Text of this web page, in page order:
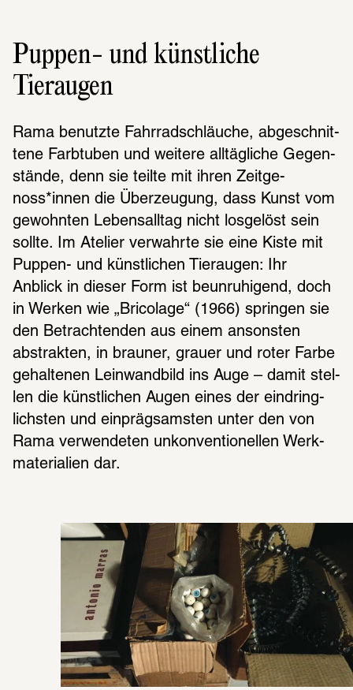
Puppen- und künstliche
Tieraugen
Rama benutzte Fahr­rad­schläu­che, abge­schnit­
tene Farb­tu­ben und weitere alltäg­li­che Gegen­
stände, denn sie teilte mit ihren Zeit­ge­
noss*innen die Über­zeu­gung, dass Kunst vom
gewohn­ten Lebens­all­tag nicht losge­löst sein
sollte. Im Atelier verwahrte sie eine Kiste mit
Puppen- und künst­li­chen Tier­au­gen: Ihr
Anblick in dieser Form ist beun­ru­hi­gend, doch
in Werken wie „Brico­lage“ (1966) sprin­gen sie
den Betrach­ten­den aus einem ansons­ten
abstrak­ten, in brau­ner, grauer und roter Farbe
gehal­te­nen Lein­wand­bild ins Auge – damit stel­
len die künst­li­chen Augen eines der eindring­
lichs­ten und einpräg­sams­ten unter den von
Rama verwen­de­ten unkon­ven­tio­nel­len Werk­
ma­te­ria­lien dar.